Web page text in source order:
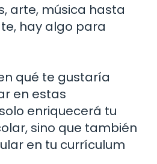
arte, música hasta
hay algo para
qué te gustaría
en estas
enriquecerá tu
sino que también
en tu currículum